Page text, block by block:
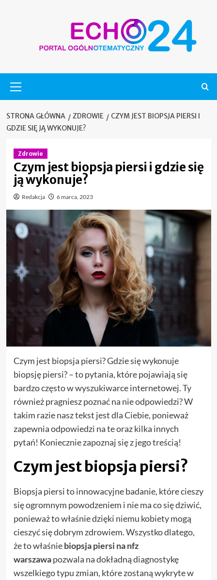
główne
STRONA GŁÓWNA ZDROWIE
CZYM JEST BIOPSJA PIERSI I
GDZIE SIĘ JĄ WYKONUJE?
Zdrowie
Czym jest biopsja piersi i gdzie się
ją wykonuje?
Redakcja 6 marca, 2023
Czym jest biopsja piersi? Gdzie się wykonuje
biopsję piersi? – to pytania, które pojawiają się
bardzo często w wyszukiwarce internetowej. Ty
również pragniesz poznać na nie odpowiedzi? W
takim razie nasz tekst jest dla Ciebie, ponieważ
zapewnia odpowiedzi na te oraz kilka innych
pytań! Koniecznie zapoznaj się z jego treścią!
Czym jest biopsja piersi?
Biopsja piersi to innowacyjne badanie, które cieszy
się ogromnym powodzeniem i nie ma co się dziwić,
ponieważ to właśnie dzięki niemu kobiety mogą
cieszyć się dobrym zdrowiem. Wszystko dlatego,
że to właśniebiopsja piersi na nfz
warszawa pozwala na dokładną diagnostykę
wszelkiego typu zmian, które zostaną wykryte w